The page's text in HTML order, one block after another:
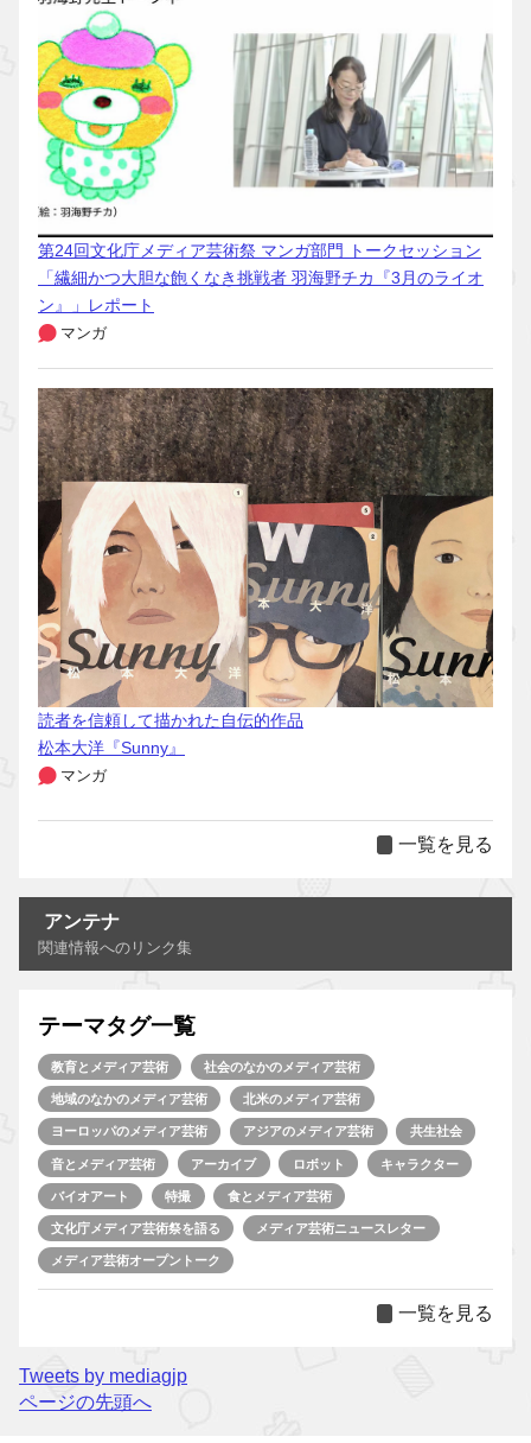
第24回文化庁メディア芸術祭 マンガ部門 トークセッション
「繊細かつ大胆な飽くなき挑戦者 羽海野チカ『3月のライオ
ン』」レポート
マンガ
読者を信頼して描かれた自伝的作品
松本大洋『Sunny』
マンガ
一覧を見る
アンテナ
関連情報へのリンク集
テーマタグ一覧
教育とメディア芸術 社会のなかのメディア芸術
地域のなかのメディア芸術 北米のメディア芸術
ヨーロッパのメディア芸術 アジアのメディア芸術 共生社会
音とメディア芸術 アーカイブ ロボット キャラクター
バイオアート 特撮 食とメディア芸術
文化庁メディア芸術祭を語る メディア芸術ニュースレター
メディア芸術オープントーク
一覧を見る
Tweets by mediagjp
ページの先頭へ